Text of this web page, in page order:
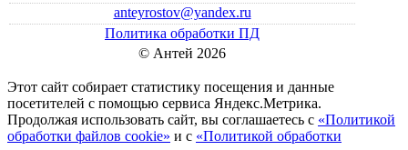
anteyrostov@yandex.ru
Политика обработки ПД
© Антей 2026
Этот сайт собирает статистику посещения и данные
посетителей c помощью сервиса Яндекс.Метрика.
Продолжая использовать сайт, вы соглашаетесь с «Политикой
обработки файлов cookie» и с «Политикой обработки